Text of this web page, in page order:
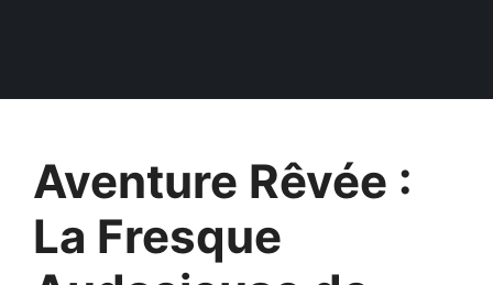
Aventure Rêvée :
La Fresque